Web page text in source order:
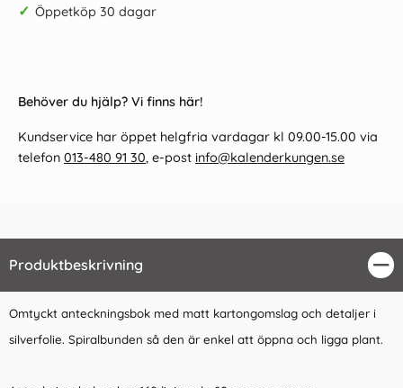
✓ Öppetköp 30 dagar
Behöver du hjälp? Vi finns här!
Kundservice har öppet helgfria vardagar kl 09.00-15.00 via
telefon 013-480 91 30, e-post info@kalenderkungen.se
Produktbeskrivning
Omtyckt anteckningsbok med matt kartongomslag och detaljer i
silverfolie. Spiralbunden så den är enkel att öppna och ligga plant.